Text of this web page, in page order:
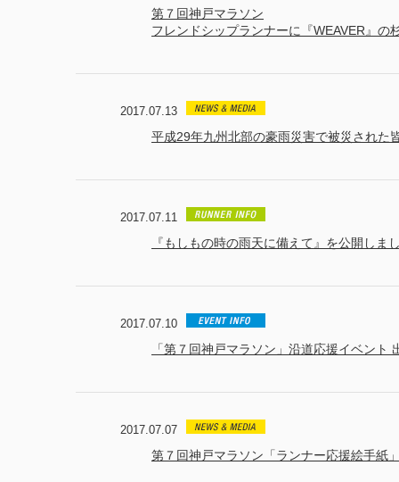
第７回神戸マラソン
フレンドシップランナーに『WEAVER』の
2017.07.13
平成29年九州北部の豪雨災害で被災された
2017.07.11
『もしもの時の雨天に備えて』を公開しま
2017.07.10
「第７回神戸マラソン」沿道応援イベント
2017.07.07
第７回神戸マラソン「ランナー応援絵手紙